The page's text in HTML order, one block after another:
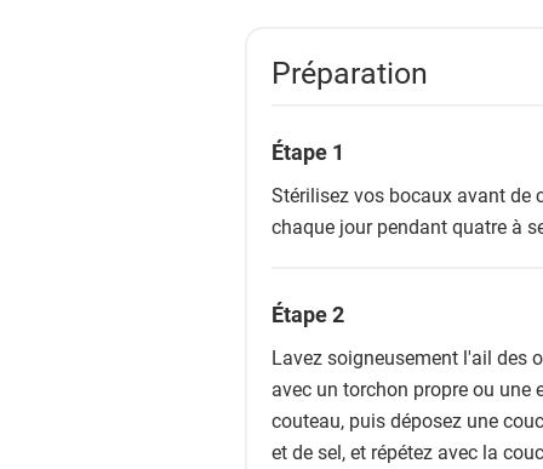
Préparation
Étape 1
Stérilisez vos bocaux avant de
chaque jour pendant quatre à
Étape 2
Lavez soigneusement l'ail des
avec un torchon propre ou une
couteau, puis déposez une
et de sel, et répétez avec la